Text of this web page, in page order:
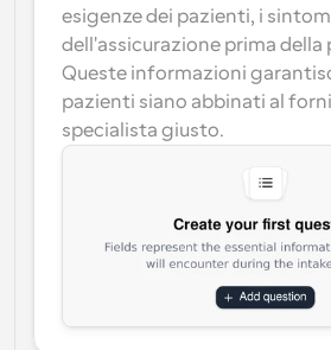
esigenze dei pazienti, i
dell'assicurazione prima della
Queste informazioni
pazienti siano abbinati al
specialista giusto.